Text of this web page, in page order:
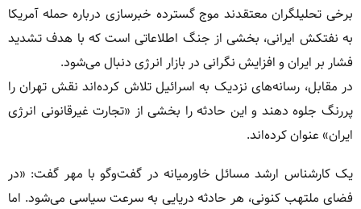
برخی تحلیلگران معتقدند موج گسترده خبرسازی درباره حمله آمریکا
به نفتکش ایرانی، بخشی از جنگ اطلاعاتی است که با هدف تشدید
فشار بر ایران و افزایش نگرانی در بازار انرژی دنبال می‌شود.
در مقابل، رسانه‌های نزدیک به اسرائیل تلاش کرده‌اند نقش تهران را
پررنگ جلوه دهند و این حادثه را بخشی از «تجارت غیرقانونی انرژی
ایران» عنوان کرده‌اند.
یک کارشناس ارشد مسائل خاورمیانه در گفت‌وگو با مهر گفت: «در
فضای ملتهب کنونی، هر حادثه دریایی به سرعت سیاسی می‌شود. اما